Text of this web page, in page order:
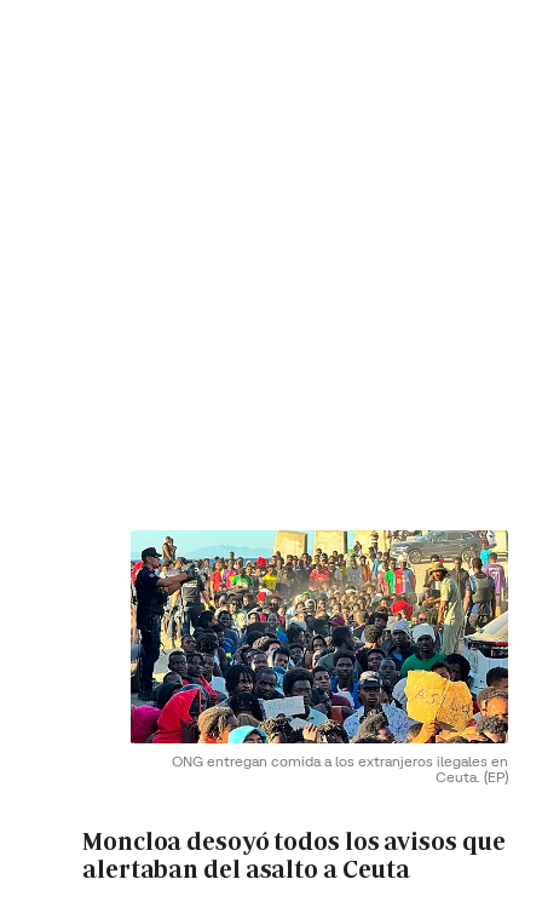
ONG entregan comida a los extranjeros ilegales en
Ceuta. (EP)
Moncloa desoyó todos los avisos que
alertaban del asalto a Ceuta